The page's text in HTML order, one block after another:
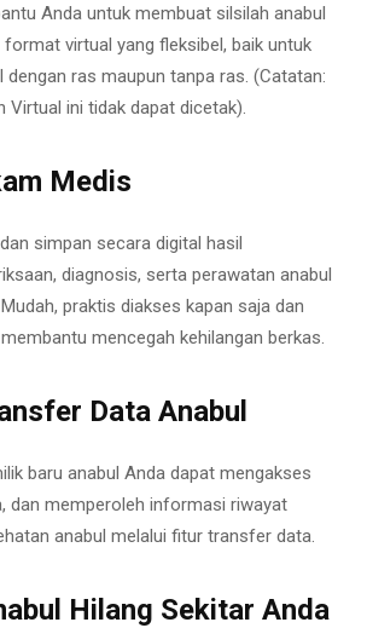
Anda untuk membuat silsilah anabul
format virtual yang fleksibel, baik untuk
dengan ras maupun tanpa ras. (Catatan:
Virtual ini tidak dapat dicetak).
Medis
simpan secara digital hasil
diagnosis, serta perawatan anabul
praktis diakses kapan saja dan
mencegah kehilangan berkas.
Data Anabul
baru anabul Anda dapat mengakses
dan memperoleh informasi riwayat
anabul melalui fitur transfer data.
Hilang Sekitar Anda